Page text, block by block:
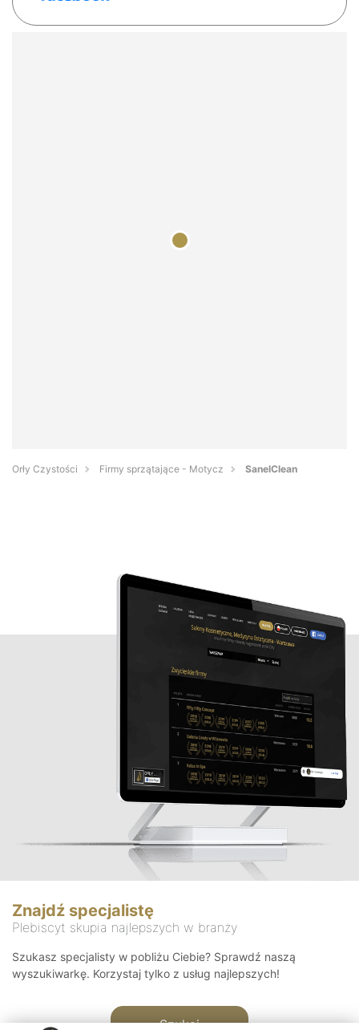
Orły Czystości Firmy sprzątające - Motycz SanelClean
Znajdź specjalistę
Plebiscyt skupia najlepszych w branży
Szukasz specjalisty w pobliżu Ciebie? Sprawdź naszą
wyszukiwarkę. Korzystaj tylko z usług najlepszych!
Szukaj